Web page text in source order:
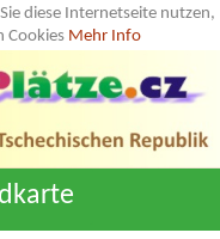
diese Internetseite nutzen,
Cookies Mehr Info